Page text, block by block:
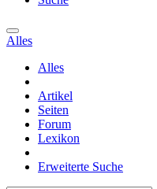
Alles
Alles
Artikel
Seiten
Forum
Lexikon
Erweiterte Suche